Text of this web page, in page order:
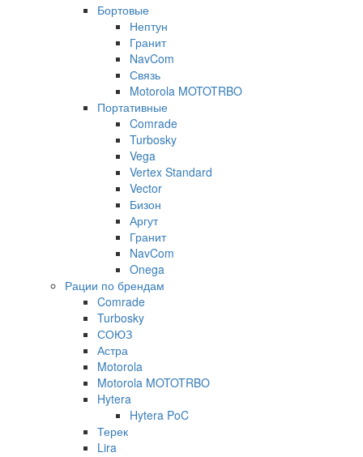
Бортовые
Нептун
Гранит
NavCom
Связь
Motorola MOTOTRBO
Портативные
Comrade
Turbosky
Vega
Vertex Standard
Vector
Бизон
Аргут
Гранит
NavCom
Onega
Рации по брендам
Comrade
Turbosky
СОЮЗ
Астра
Motorola
Motorola MOTOTRBO
Hytera
Hytera PoC
Терек
Lira